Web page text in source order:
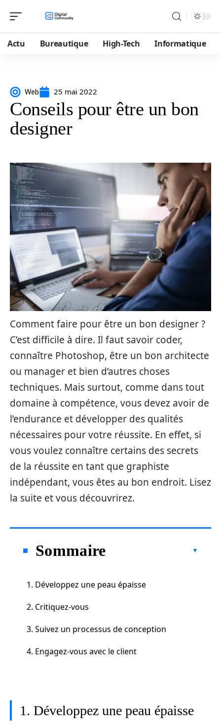
Actu Bureautique High-Tech Informatique
Web 25 mai 2022
Conseils pour être un bon
designer
Comment faire pour être un bon designer ?
C’est difficile à dire. Il faut savoir coder,
connaître Photoshop, être un bon architecte
ou manager et bien d’autres choses
techniques. Mais surtout, comme dans tout
domaine à compétence, vous devez avoir de
l’endurance et développer des qualités
nécessaires pour votre réussite. En effet, si
vous voulez connaître certains des secrets
de la réussite en tant que graphiste
indépendant, vous êtes au bon endroit. Lisez
la suite et vous découvrirez.
Sommaire
1. Développez une peau épaisse
2. Critiquez-vous
3. Suivez un processus de conception
4. Engagez-vous avec le client
1. Développez une peau épaisse